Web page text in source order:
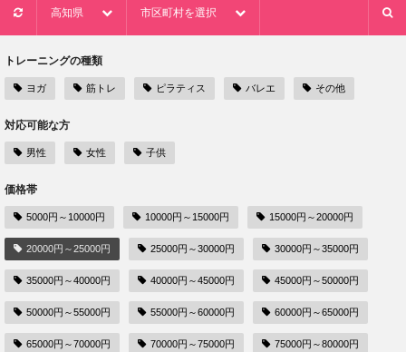
高知県 市区町村を選択
トレーニングの種類
ヨガ 筋トレ ピラティス バレエ その他
対応可能な方
男性 女性 子供
価格帯
5000円～10000円 10000円～15000円 15000円～20000円
20000円～25000円 25000円～30000円 30000円～35000円
35000円～40000円 40000円～45000円 45000円～50000円
50000円～55000円 55000円～60000円 60000円～65000円
65000円～70000円 70000円～75000円 75000円～80000円